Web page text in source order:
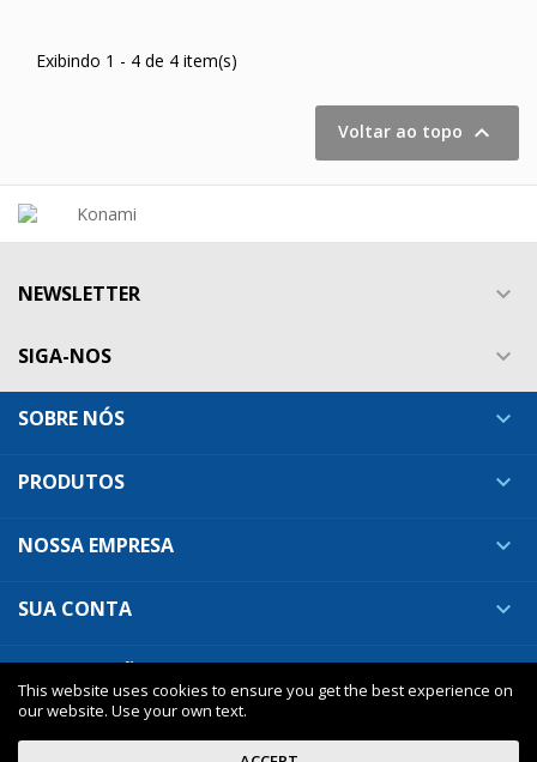
Exibindo 1 - 4 de 4 item(s)
Voltar ao topo 
NEWSLETTER 
SIGA-NOS 
SOBRE NÓS 
PRODUTOS 
NOSSA EMPRESA 
SUA CONTA 
This website uses cookies to ensure you get the best experience on
our website. Use your own text.